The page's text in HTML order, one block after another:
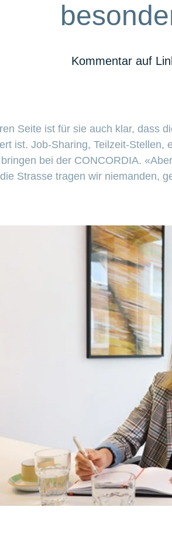
Kommentar auf
Seite ist für sie auch klar, dass
ist. Job-Sharing, Teilzeit-
bei der CONCORDIA.
Strasse tragen wir niemanden,